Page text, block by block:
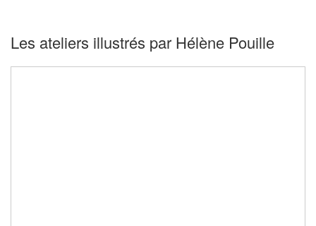
Les ateliers illustrés par Hélène Pouille